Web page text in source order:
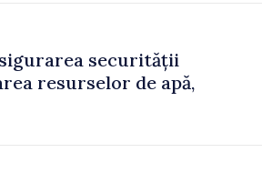
securității
resurselor de apă,